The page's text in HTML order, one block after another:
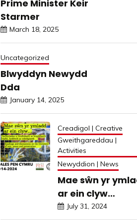
Prime Minister Keir
Starmer
March 18, 2025
Uncategorized
Blwyddyn Newydd
Dda
January 14, 2025
Creadigol | Creative
Gweithgareddau |
Activities
Newyddion | News
Mae sŵn yr
ar ein clyw…
July 31, 2024